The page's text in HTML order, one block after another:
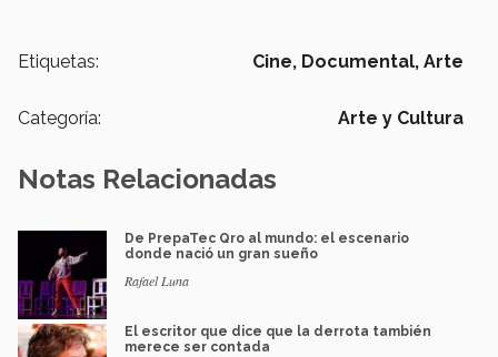
Etiquetas: Cine, Documental, Arte
Categoría: Arte y Cultura
Notas Relacionadas
De PrepaTec Qro al mundo: el escenario
donde nació un gran sueño
Rafael Luna
El escritor que dice que la derrota también
merece ser contada